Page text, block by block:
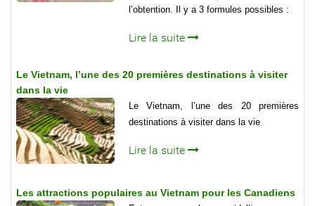
l’obtention. Il y a 3 formules possibles :
Lire la suite
Le Vietnam, l’une des 20 premières destinations à visiter
dans la vie
Le Vietnam, l’une des 20 premières
destinations à visiter dans la vie
Lire la suite
Les attractions populaires au Vietnam pour les Canadiens